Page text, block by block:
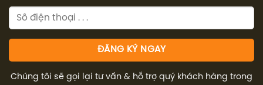
Chúng tôi sẽ gọi lại tư vấn & hỗ trợ quý khách hàng trong